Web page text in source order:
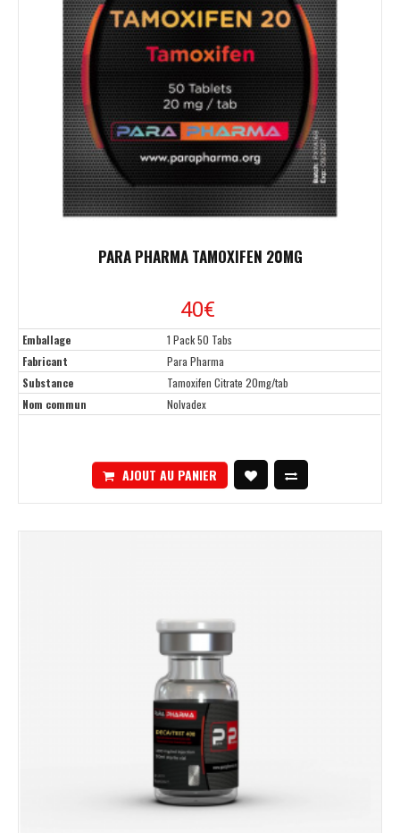
PARA PHARMA TAMOXIFEN 20MG
40€
Emballage
1 Pack 50 Tabs
Fabricant
Para Pharma
Substance
Tamoxifen Citrate 20mg/tab
Nom commun
Nolvadex
AJOUT AU PANIER